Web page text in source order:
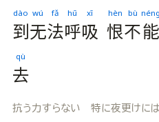
到
dào
无
wú
法
fǎ
呼
hū
吸
xī
恨
hèn
不
bù
能
néng
去
qù
抗う力すらない 特に夜更けに